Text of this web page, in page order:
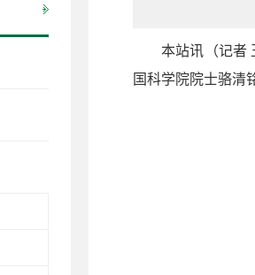
本站讯（记者
国科学院院士骆清